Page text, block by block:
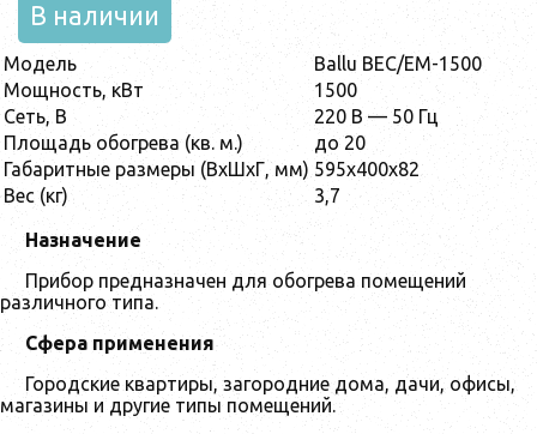
В наличии
Модель
Ballu BEC/EM-1500
Мощность, кВт
1500
Сеть, В
220 В — 50 Гц
Площадь обогрева (кв. м.)
до 20
Габаритные размеры (ВхШхГ, мм) 595х400х82
Вес (кг)
3,7
Назначение
Прибор предназначен для обогрева помещений
различного типа.
Сфера применения
Городские квартиры, загородние дома, дачи, офисы,
магазины и другие типы помещений.